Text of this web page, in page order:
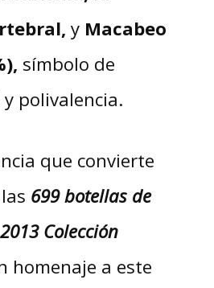
y Macabeo
símbolo de
y polivalencia.
que convierte
699 botellas de
Colección
homenaje a este